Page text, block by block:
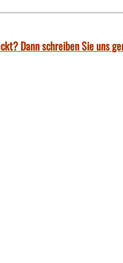
Dann schreiben Sie uns